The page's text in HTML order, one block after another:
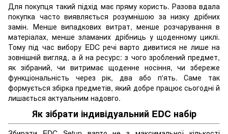
Для покупця такий підхід має пряму користь. Разова вдала
покупка часто виявляється розумнішою за низку дрібних
замін. Менше випадкових витрат, менше розчарування в
матеріалах, менше зламаних дрібниць у щоденному циклі.
Тому під час вибору EDC речі варто дивитися не лише на
зовнішній вигляд, а й на ресурс: з чого зроблений предмет,
як зібраний, чи витримає щоденне носіння, чи збереже
функціональність через рік, два або п'ять. Саме так
формується збірка предметів, який добре працює сьогодні й
лишається актуальним надовго.
Як зібрати індивідуальний EDC набір